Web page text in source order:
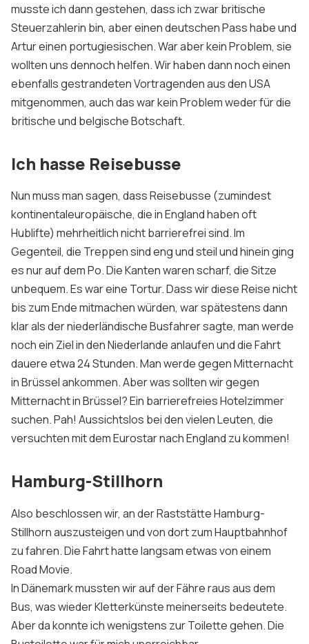
musste ich dann gestehen, dass ich zwar britische
Steuerzahlerin bin, aber einen deutschen Pass habe und
Artur einen portugiesischen. War aber kein Problem, sie
wollten uns dennoch helfen. Wir haben dann noch einen
ebenfalls gestrandeten Vortragenden aus den USA
mitgenommen, auch das war kein Problem weder für die
britische und belgische Botschaft.
Ich hasse Reisebusse
Nun muss man sagen, dass Reisebusse (zumindest
kontinentaleuropäische, die in England haben oft
Hublifte) mehrheitlich nicht barrierefrei sind. Im
Gegenteil, die Treppen sind eng und steil und hinein ging
es nur auf dem Po. Die Kanten waren scharf, die Sitze
unbequem. Es war eine Tortur. Dass wir diese Reise nicht
bis zum Ende mitmachen würden, war spätestens dann
klar als der niederländische Busfahrer sagte, man werde
noch ein Ziel in den Niederlande anlaufen und die Fahrt
dauere etwa 24 Stunden. Man werde gegen Mitternacht
in Brüssel ankommen. Aber was sollten wir gegen
Mitternacht in Brüssel? Ein barrierefreies Hotelzimmer
suchen. Pah! Aussichtslos bei den vielen Leuten, die
versuchten mit dem Eurostar nach England zu kommen!
Hamburg-Stillhorn
Also beschlossen wir, an der Raststätte Hamburg-
Stillhorn auszusteigen und von dort zum Hauptbahnhof
zu fahren. Die Fahrt hatte langsam etwas von einem
Road Movie.
In Dänemark mussten wir auf der Fähre raus aus dem
Bus, was wieder Kletterkünste meinerseits bedeutete.
Aber da konnte ich wenigstens zur Toilette gehen. Die